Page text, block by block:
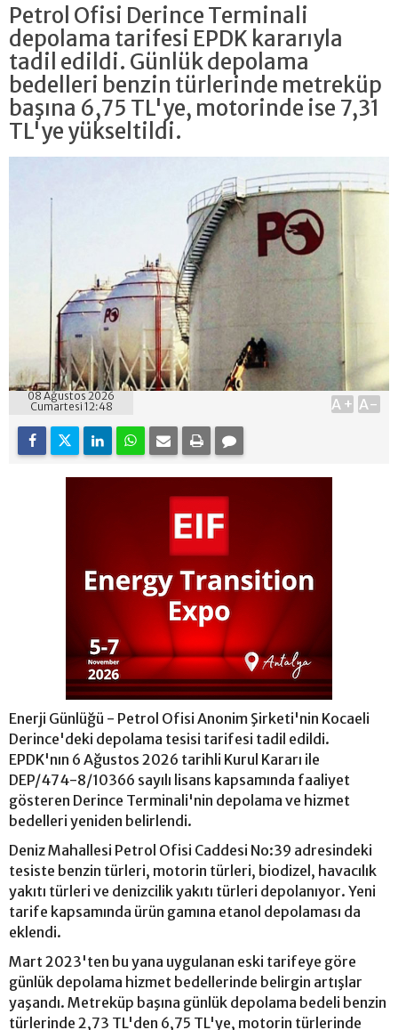
Petrol Ofisi Derince Terminali
depolama tarifesi EPDK kararıyla
tadil edildi. Günlük depolama
bedelleri benzin türlerinde metreküp
başına 6,75 TL'ye, motorinde ise 7,31
TL'ye yükseltildi.
08 Ağustos 2026
Cumartesi 12:48
A+ A-
Enerji Günlüğü - Petrol Ofisi Anonim Şirketi'nin Kocaeli
Derince'deki depolama tesisi tarifesi tadil edildi.
EPDK'nın 6 Ağustos 2026 tarihli Kurul Kararı ile
DEP/474-8/10366 sayılı lisans kapsamında faaliyet
gösteren Derince Terminali'nin depolama ve hizmet
bedelleri yeniden belirlendi.
Deniz Mahallesi Petrol Ofisi Caddesi No:39 adresindeki
tesiste benzin türleri, motorin türleri, biodizel, havacılık
yakıtı türleri ve denizcilik yakıtı türleri depolanıyor. Yeni
tarife kapsamında ürün gamına etanol depolaması da
eklendi.
Mart 2023'ten bu yana uygulanan eski tarifeye göre
günlük depolama hizmet bedellerinde belirgin artışlar
yaşandı. Metreküp başına günlük depolama bedeli benzin
türlerinde 2,73 TL'den 6,75 TL'ye, motorin türlerinde